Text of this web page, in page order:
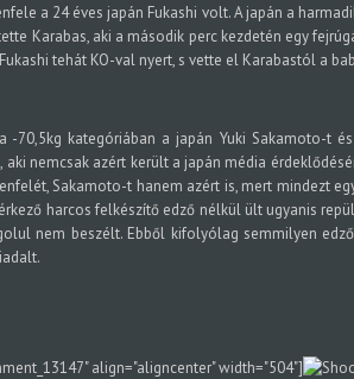
a 24 éves japán Fukashi volt. A japán a
Karabas, aki a második perc kezdetén egy
tehát KO-val nyert, s vette el Karabastól a
-70,5kg kategóriában a japán Yuki Sakamoto-t
aki nemcsak azért került a japán média
Sakamoto-t hanem azért is, mert mindezt
harcos felkészítő edző nélkül ült ugyanis
nem beszélt. Ebből kifolyólag semmilyen
align="aligncenter" width="504"]